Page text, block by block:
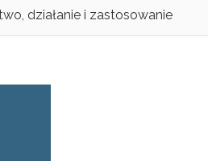
działanie i zastosowanie